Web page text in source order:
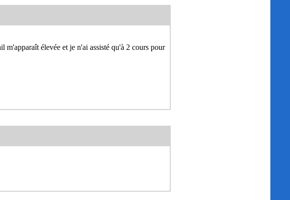
élevée et je n'ai assisté qu'à 2 cours pour